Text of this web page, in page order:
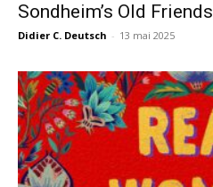
Sondheim’s Old Friends
Didier C. Deutsch - 13 mai 2025